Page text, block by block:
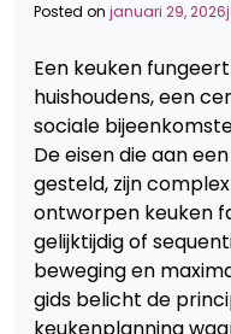
Posted on januari 29, 2026
Een keuken
huishoudens, een
sociale
De eisen die aan
gesteld, zijn
ontworpen keuken
gelijktijdig of
beweging en
gids belicht de